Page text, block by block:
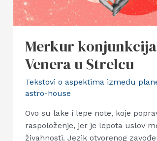
Merkur konjunkcija
Venera u Strelcu
Tekstovi o aspektima između
astro-house
Ovo su lake i lepe note, koje
raspoloženje, jer je lepota uslov
živahnosti. Jezik otvorenog